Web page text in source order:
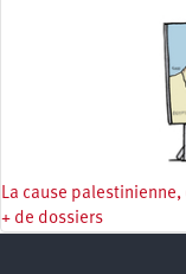
La cause
+ de dossiers